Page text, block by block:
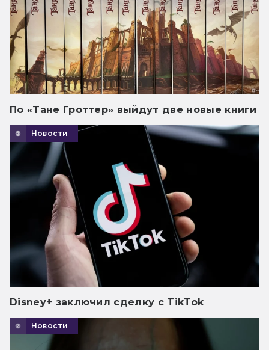
По «Тане Гроттер» выйдут две новые книги
Новости
Disney+ заключил сделку с TikTok
Новости